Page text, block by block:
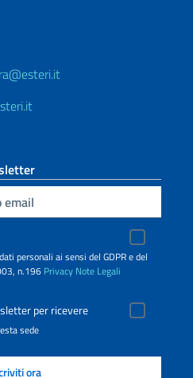
personali ai sensi del GDPR e del
n.196 Privacy Note Legali
per ricevere
sede